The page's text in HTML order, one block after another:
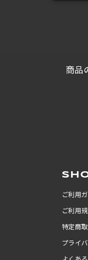
商品
ご利用
ご利用
特定商
プライ